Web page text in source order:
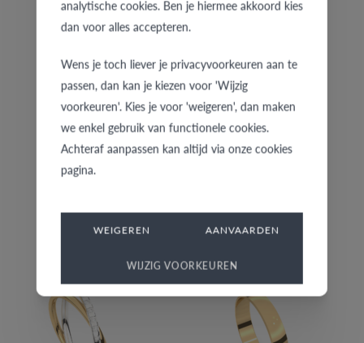
€ 2.722 € 1.074
W030-GC/05
€ 2.776
26-G/20
€ 760
analytische cookies. Ben je hiermee akkoord kies
dan voor alles accepteren.
Wens je toch liever je privacyvoorkeuren aan te
passen, dan kan je kiezen voor 'Wijzig
voorkeuren'. Kies je voor 'weigeren', dan maken
we enkel gebruik van functionele cookies.
Achteraf aanpassen kan altijd via onze cookies
pagina.
WEIGEREN AANVAARDEN
WIJZIG VOORKEUREN